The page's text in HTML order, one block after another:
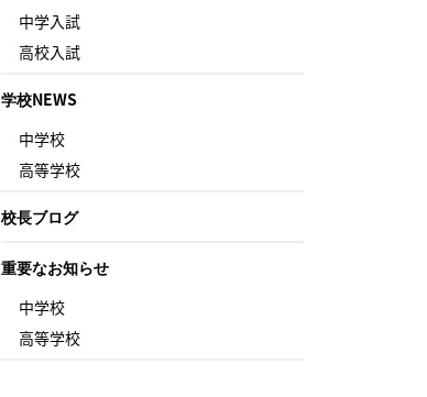
中学入試
高校入試
学校NEWS
中学校
高等学校
校長ブログ
重要なお知らせ
中学校
高等学校